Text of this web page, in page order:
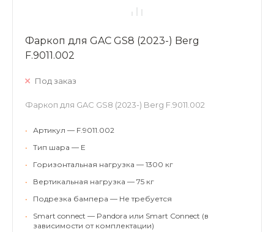
Фаркоп для GAC GS8 (2023-) Berg
F.9011.002
Под заказ
Фаркоп для GAC GS8 (2023-) Berg F.9011.002
•
Артикул — F.9011.002
•
Тип шара — E
•
Горизонтальная нагрузка — 1300 кг
•
Вертикальная нагрузка — 75 кг
•
Подрезка бампера — Не требуется
•
Smart connect — Pandora или Smart Connect (в
зависимости от комплектации)